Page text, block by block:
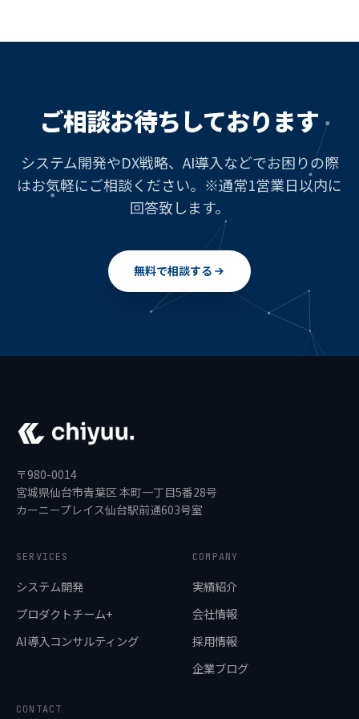
ご相談お待ちしております
システム開発やDX戦略、AI導入などでお困りの際
はお気軽にご相談ください。 ※通常1営業日以内に
回答致します。
無料で相談する
〒980-0014
宮城県仙台市青葉区 本町一丁目5番28号
カーニープレイス仙台駅前通603号室
SERVICES
システム開発
プロダクトチーム+
AI導入コンサルティング
COMPANY
実績紹介
会社情報
採用情報
企業ブログ
CONTACT